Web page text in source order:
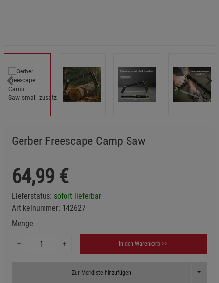
Gerber Freescape Camp Saw
64,99 €
Lieferstatus: sofort lieferbar
Artikelnummer: 142627
Menge
In den Warenkorb >>
Zur Merkliste hinzufügen Toggle